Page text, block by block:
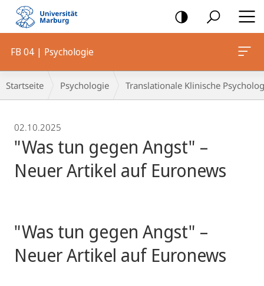
Mobile-
Navigation
FB 04 | Psychologie
Breadcrumb-
Navigation
Startseite Psychologie Translationale Klinische
02.10.2025
"Was tun gegen Angst" –
Neuer Artikel auf Euronews
"Was tun gegen Angst" –
Neuer Artikel auf Euronews